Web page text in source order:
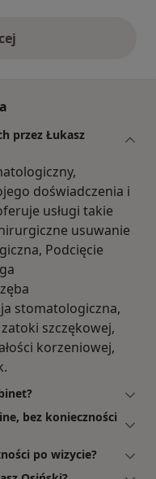
powyżej
przez Łukasz
doświadczenia i
usługi takie
usuwanie
Podcięcie
stomatologiczna,
szczękowej,
korzeniowej,
bez konieczności
po wizycie?